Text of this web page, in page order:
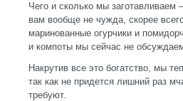
Чего и сколько мы заготавливаем
вам вообще не чужда, скорее
маринованные огурчики и
и компоты мы сейчас не
Накрутив все это богатство, мы
так как не придется лишний раз
требуют.